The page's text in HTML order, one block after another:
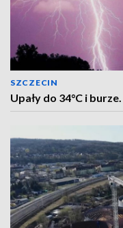
SZCZECIN
Upały do 34°C i